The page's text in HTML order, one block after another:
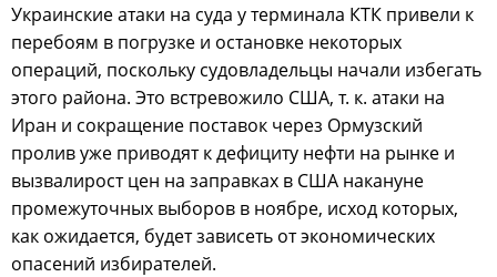
Украинские атаки на суда у терминала КТК привели к
перебоям в погрузке и остановке некоторых
операций, поскольку судовладельцы начали избегать
этого района. Это встревожило США, т. к. атаки на
Иран и сокращение поставок через Ормузский
пролив уже приводят к дефициту нефти на рынке и
вызвалирост цен на заправках в США накануне
промежуточных выборов в ноябре, исход которых,
как ожидается, будет зависеть от экономических
опасений избирателей.